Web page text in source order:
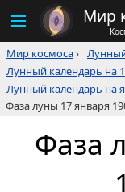
Мир
Мир космоса›
Лунный календарь на
Лунный календарь на
Фаза луны 17 января
Фаза